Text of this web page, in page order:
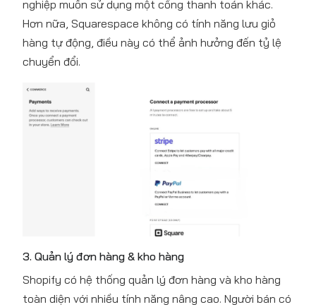
nghiệp muốn sử dụng một cổng thanh toán khác.
Hơn nữa, Squarespace không có tính năng lưu giỏ
hàng tự động, điều này có thể ảnh hưởng đến tỷ lệ
chuyển đổi.
3. Quản lý đơn hàng & kho hàng
Shopify có hệ thống quản lý đơn hàng và kho hàng
toàn diện với nhiều tính năng nâng cao. Người bán có